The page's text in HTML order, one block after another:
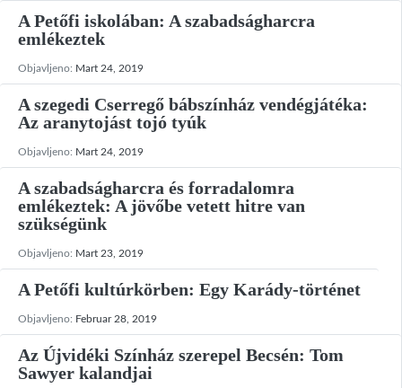
A Petőfi iskolában: A szabadságharcra
emlékeztek
Objavljeno: Mart 24, 2019
A szegedi Cserregő bábszínház vendégjátéka:
Az aranytojást tojó tyúk
Objavljeno: Mart 24, 2019
A szabadságharcra és forradalomra
emlékeztek: A jövőbe vetett hitre van
szükségünk
Objavljeno: Mart 23, 2019
A Petőfi kultúrkörben: Egy Karády-történet
Objavljeno: Februar 28, 2019
Az Újvidéki Színház szerepel Becsén: Tom
Sawyer kalandjai